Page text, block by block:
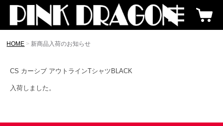
HOME 新商品入荷のお知らせ
CS カーシブ アウトラインTシャツBLACK
入荷しました。